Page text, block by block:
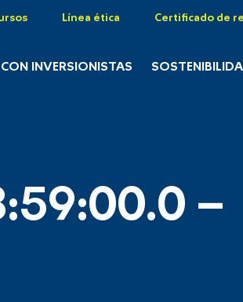
Línea ética Certificado de
CON INVERSIONISTAS
–